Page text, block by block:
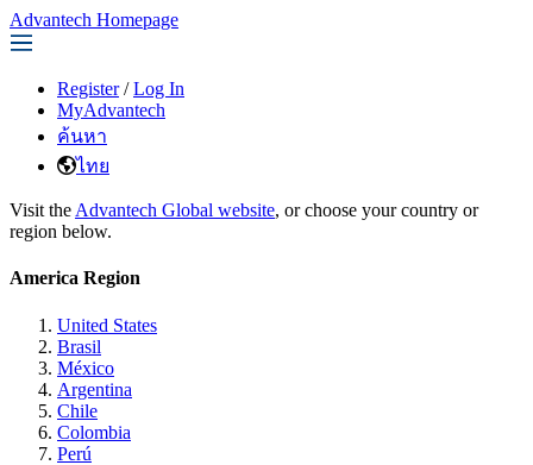
Advantech Homepage
Register / Log In
MyAdvantech
ค้นหา
ไทย
Visit the Advantech Global website, or choose your country or
region below.
America Region
United States
Brasil
México
Argentina
Chile
Colombia
Perú